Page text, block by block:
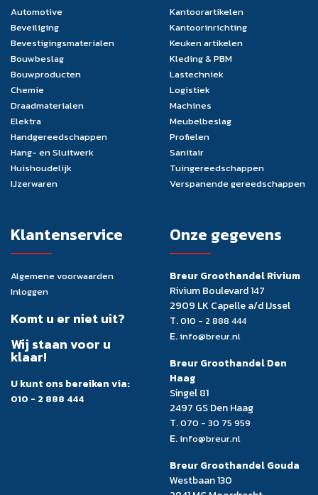
Automotive
Beveiliging
Bevestigingsmaterialen
Bouwbeslag
Bouwproducten
Chemie
Draadmaterialen
Elektra
Handgereedschappen
Hang- en Sluitwerk
Huishoudelijk
IJzerwaren
Kantoorartikelen
Kantoorinrichting
Keuken artikelen
Kleding & PBM
Lastechniek
Logistiek
Machines
Meubelbeslag
Profielen
Sanitair
Tuingereedschappen
Verspanende gereedschappen
Klantenservice
Algemene voorwaarden
Inloggen
Komt u er niet uit?
Wij staan voor u
klaar!
U kunt ons bereiken via:
010 - 2 888 444
Onze gegevens
Breur Groothandel Rivium
Rivium Boulevard 147
2909 LK Capelle a/d IJssel
T.010 - 2 888 444
E. info@breur.nl
Breur Groothandel Den
Haag
Singel 81
2497 GS Den Haag
T.070 - 30 75 959
E. info@breur.nl
Breur Groothandel Gouda
Westbaan 130